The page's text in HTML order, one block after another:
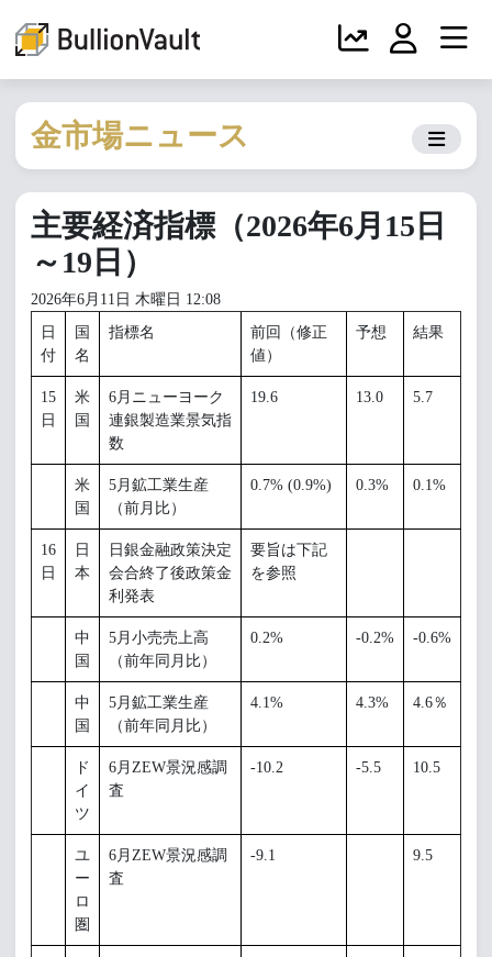
金市場ニュース
主要経済指標（2026年6月15日
～19日）
2026年6月11日 木曜日 12:08
日
付
国
名
指標名
前回（修正
値）
予想 結果
15
日
米
国
6月ニューヨーク
連銀製造業景気指
数
19.6 13.0 5.7
米
国
5月鉱工業生産
（前月比）
0.7% (0.9%) 0.3% 0.1%
16
日
日
本
日銀金融政策決定
会合終了後政策金
利発表
要旨は下記
を参照
中
国
5月小売売上高
（前年同月比）
0.2% -0.2% -0.6%
中
国
5月鉱工業生産
（前年同月比）
4.1% 4.3% 4.6％
ド
イ
ツ
6月ZEW景況感調
査
-10.2 -5.5 10.5
ユ
ー
ロ
圏
6月ZEW景況感調
査
-9.1 9.5